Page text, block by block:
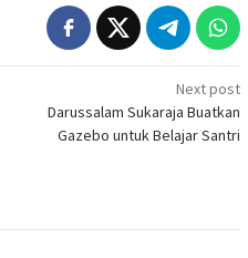
Next post
Darussalam Sukaraja Buatkan
Gazebo untuk Belajar Santri